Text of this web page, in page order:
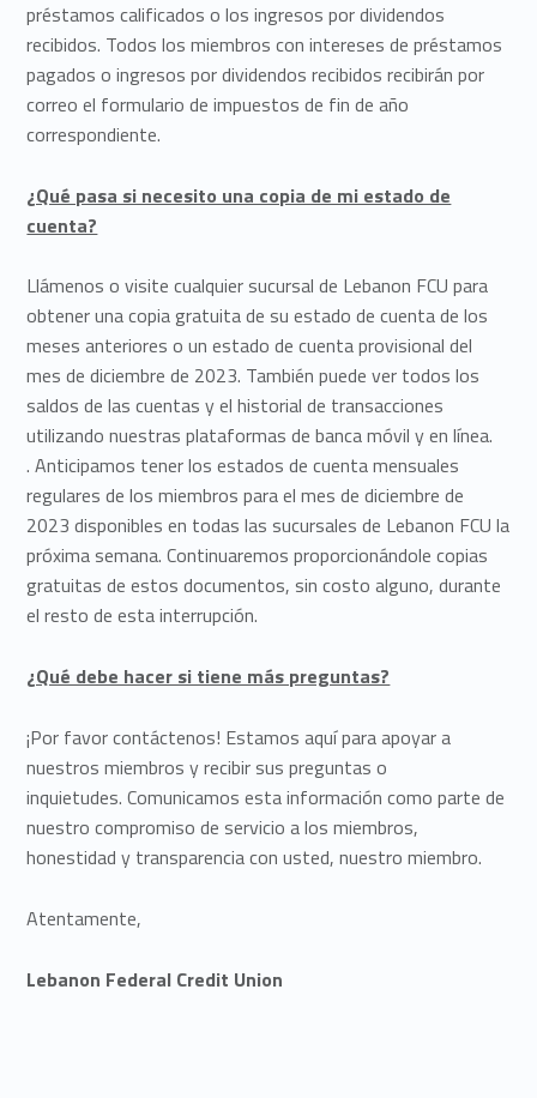
préstamos calificados o los ingresos por dividendos
recibidos. Todos los miembros con intereses de préstamos
pagados o ingresos por dividendos recibidos recibirán por
correo el formulario de impuestos de fin de año
correspondiente.
¿Qué pasa si necesito una copia de mi estado de
cuenta?
Llámenos o visite cualquier sucursal de Lebanon FCU para
obtener una copia gratuita de su estado de cuenta de los
meses anteriores o un estado de cuenta provisional del
mes de diciembre de 2023. También puede ver todos los
saldos de las cuentas y el historial de transacciones
utilizando nuestras plataformas de banca móvil y en línea.
. Anticipamos tener los estados de cuenta mensuales
regulares de los miembros para el mes de diciembre de
2023 disponibles en todas las sucursales de Lebanon FCU la
próxima semana. Continuaremos proporcionándole copias
gratuitas de estos documentos, sin costo alguno, durante
el resto de esta interrupción.
¿Qué debe hacer si tiene más preguntas?
¡Por favor contáctenos! Estamos aquí para apoyar a
nuestros miembros y recibir sus preguntas o
inquietudes. Comunicamos esta información como parte de
nuestro compromiso de servicio a los miembros,
honestidad y transparencia con usted, nuestro miembro.
Atentamente,
Lebanon Federal Credit Union